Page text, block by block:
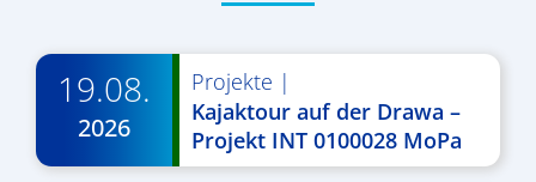
19.08.
2026
Projekte |
Kajaktour auf der Drawa –
Projekt INT 0100028 MoPa